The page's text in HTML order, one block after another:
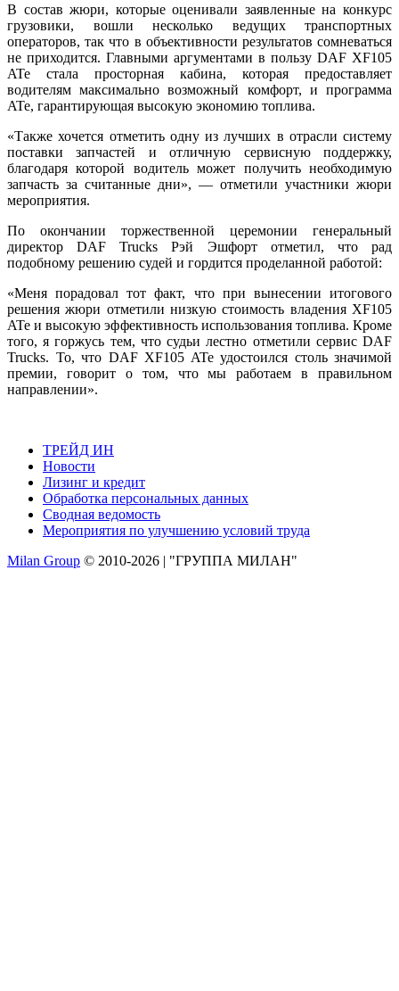
В состав жюри, которые оценивали заявленные на конкурс
грузовики, вошли несколько ведущих транспортных
операторов, так что в объективности результатов сомневаться
не приходится. Главными аргументами в пользу DAF XF105
ATe стала просторная кабина, которая предоставляет
водителям максимально возможный комфорт, и программа
ATe, гарантирующая высокую экономию топлива.
«Также хочется отметить одну из лучших в отрасли систему
поставки запчастей и отличную сервисную поддержку,
благодаря которой водитель может получить необходимую
запчасть за считанные дни», — отметили участники жюри
мероприятия.
По окончании торжественной церемонии генеральный
директор DAF Trucks Рэй Эшфорт отметил, что рад
подобному решению судей и гордится проделанной работой:
«Меня порадовал тот факт, что при вынесении итогового
решения жюри отметили низкую стоимость владения XF105
ATe и высокую эффективность использования топлива. Кроме
того, я горжусь тем, что судьи лестно отметили сервис DAF
Trucks. То, что DAF XF105 ATe удостоился столь значимой
премии, говорит о том, что мы работаем в правильном
направлении».
ТРЕЙД ИН
Новости
Лизинг и кредит
Обработка персональных данных
Сводная ведомость
Мероприятия по улучшению условий труда
Milan Group © 2010-2026 | "ГРУППА МИЛАН"